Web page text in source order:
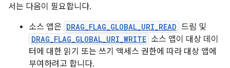
서는 다음이 필요합니다.
소스 앱은 DRAG_FLAG_GLOBAL_URI_READ 드림 및
DRAG_FLAG_GLOBAL_URI_WRITE 소스 앱이 대상 데이
터에 대한 읽기 또는 쓰기 액세스 권한에 따라 대상 앱에
부여하려고 합니다.